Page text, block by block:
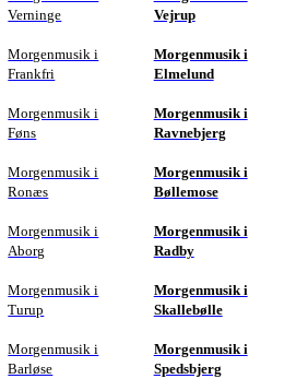
Verninge
Morgenmusik i
Frankfri
Morgenmusik i
Føns
Morgenmusik i
Ronæs
Morgenmusik i
Aborg
Morgenmusik i
Turup
Morgenmusik i
Barløse
Vejrup
Morgenmusik i
Elmelund
Morgenmusik i
Ravnebjerg
Morgenmusik i
Bøllemose
Morgenmusik i
Radby
Morgenmusik i
Skallebølle
Morgenmusik i
Spedsbjerg